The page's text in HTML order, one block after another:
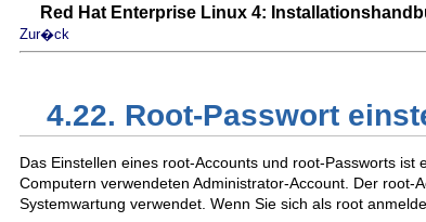
Red Hat Enterprise Linux 4:
Zur�ck
4.22. Root-Passwort
Das Einstellen eines root-Accounts und root-Passworts
Computern verwendeten Administrator-Account. Der
Systemwartung verwendet. Wenn Sie sich als root